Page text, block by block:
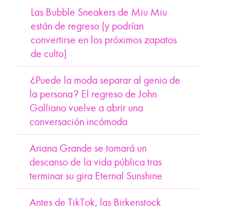
Las Bubble Sneakers de Miu Miu
están de regreso (y podrían
convertirse en los próximos zapatos
de culto)
¿Puede la moda separar al genio de
la persona? El regreso de John
Galliano vuelve a abrir una
conversación incómoda
Ariana Grande se tomará un
descanso de la vida pública tras
terminar su gira Eternal Sunshine
Antes de TikTok, las Birkenstock